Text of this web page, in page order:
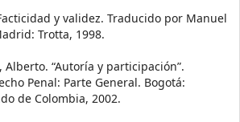
y validez. Traducido por Manuel
Trotta, 1998.
Alberto. “Autoría y participación”.
Penal: Parte General. Bogotá:
de Colombia, 2002.